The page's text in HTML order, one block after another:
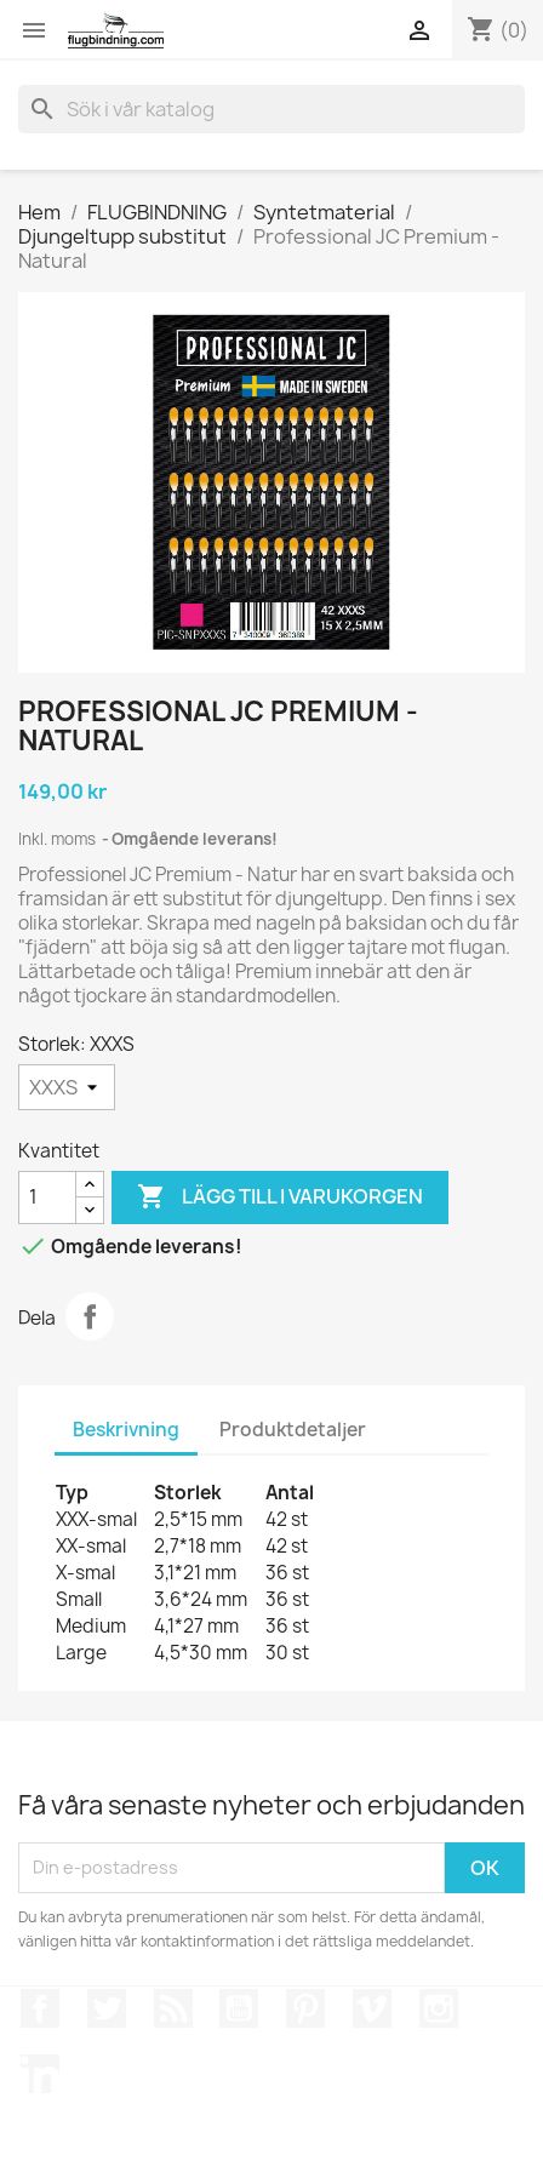
 shopping_cart (0)

search
Hem FLUGBINDNING
Syntetmaterial
Djungeltupp substitut
Professional JC Premium -
Natural
PROFESSIONAL JC PREMIUM -
NATURAL
149,00 kr
Inkl. moms Omgående leverans!
Professionel JC Premium - Natur har en svart baksida och
framsidan är ett substitut för djungeltupp. Den finns i sex
olika storlekar. Skrapa med nageln på baksidan och du får
"fjädern" att böja sig så att den ligger tajtare mot flugan.
Lättarbetade och tåliga! Premium innebär att den är
något tjockare än standardmodellen.
Storlek: XXXS
Kvantitet
 LÄGG TILL I VARUKORGEN
 Omgående leverans!
Dela
Beskrivning Produktdetaljer
Typ Storlek
Antal
XXX-smal
2,5*15 mm
42 st
XX-smal
2,7*18 mm
42 st
X-smal
3,1*21 mm
36 st
Small
3,6*24 mm
36 st
Medium
4,1*27 mm
36 st
Large
4,5*30 mm 30 st
Få våra senaste nyheter och erbjudanden
Du kan avbryta prenumerationen när som helst. För detta ändamål,
vänligen hitta vår kontaktinformation i det rättsliga meddelandet.